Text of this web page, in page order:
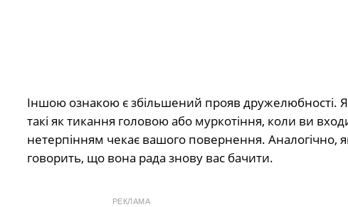
Іншою ознакою є збільшений прояв дружелюбності.
такі як тикання головою або муркотіння, коли ви
нетерпінням чекає вашого повернення. Аналогічно,
говорить, що вона рада знову вас бачити.
РЕКЛАМА